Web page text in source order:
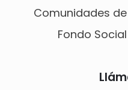
Comunidades
Fondo Social